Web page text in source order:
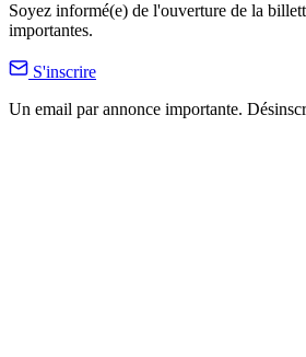
Soyez informé(e) de l'ouverture de la
importantes.
S'inscrire
Un email par annonce importante.